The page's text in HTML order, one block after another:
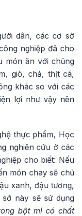
dân, các cơ sở
nghiệp đã cho
món ăn với chủng
giò, chả, thịt cá,
khác so với các
lợi như vậy nên
thực phẩm, Học
nghiên cứu ở các
cho biết: Nếu
món chay sẽ chủ
xanh, đậu tương,
này sẽ sử dụng
bột mì có chất